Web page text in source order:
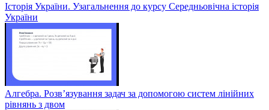
Історія України. Узагальнення до курсу Середньовічна історія
України
Алгебра. Розв’язування задач за допомогою систем лінійних
рівнянь з двом